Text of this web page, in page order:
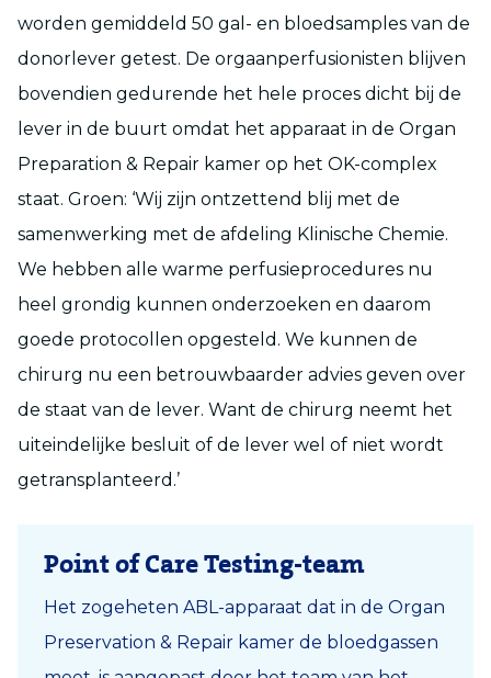
worden gemiddeld 50 gal- en bloedsamples van de
donorlever getest. De orgaanperfusionisten blijven
bovendien gedurende het hele proces dicht bij de
lever in de buurt omdat het apparaat in de Organ
Preparation & Repair kamer op het OK-complex
staat. Groen: ‘Wij zijn ontzettend blij met de
samenwerking met de afdeling Klinische Chemie.
We hebben alle warme perfusieprocedures nu
heel grondig kunnen onderzoeken en daarom
goede protocollen opgesteld. We kunnen de
chirurg nu een betrouwbaarder advies geven over
de staat van de lever. Want de chirurg neemt het
uiteindelijke besluit of de lever wel of niet wordt
getransplanteerd.’
Point of Care Testing-team
Het zogeheten ABL-apparaat dat in de Organ
Preservation & Repair kamer de bloedgassen